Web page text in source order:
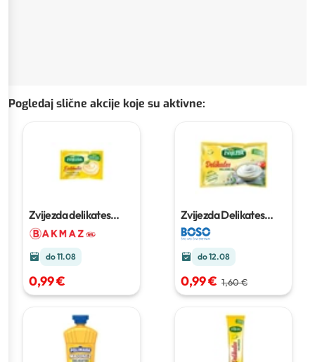
Pogledaj slične akcije koje su aktivne:
Zvijezda delikates
majoneza 85 g
do 11.08
0,99 €
Zvijezda Delikates
majoneza
do 12.08
0,99 € 1,60 €